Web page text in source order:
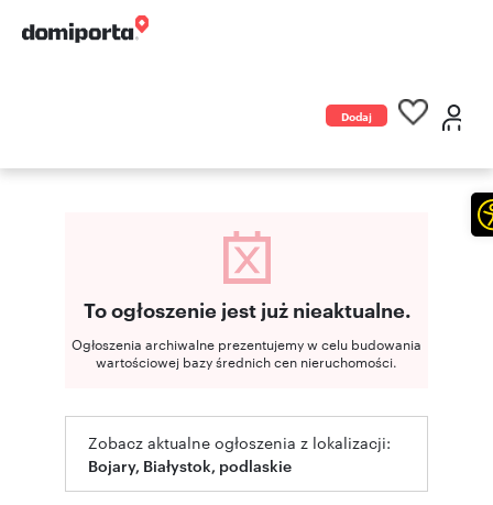
Dodaj
To ogłoszenie jest już nieaktualne.
Ogłoszenia archiwalne prezentujemy w celu budowania
wartościowej bazy średnich cen nieruchomości.
Zobacz aktualne ogłoszenia z lokalizacji:
Bojary, Białystok, podlaskie